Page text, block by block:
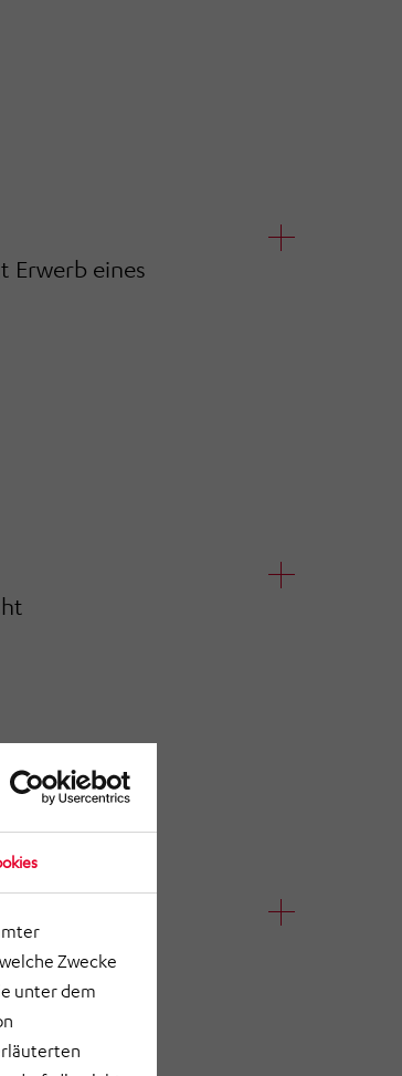
Zwecke
unter dem
Erwerb eines